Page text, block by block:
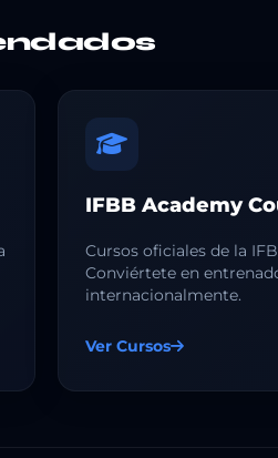
IFBB Academy
Cursos oficiales de la
Conviértete en
internacionalmente.
Ver Cursos